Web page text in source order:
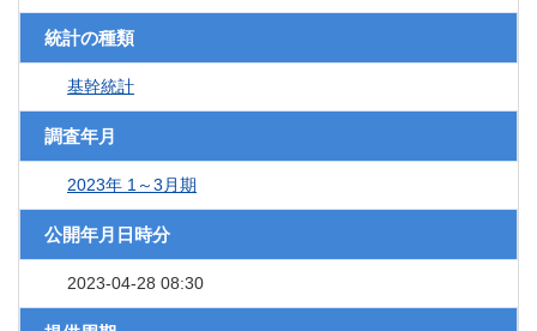
統計の種類
基幹統計
調査年月
2023年 1～3月期
公開年月日時分
2023-04-28 08:30